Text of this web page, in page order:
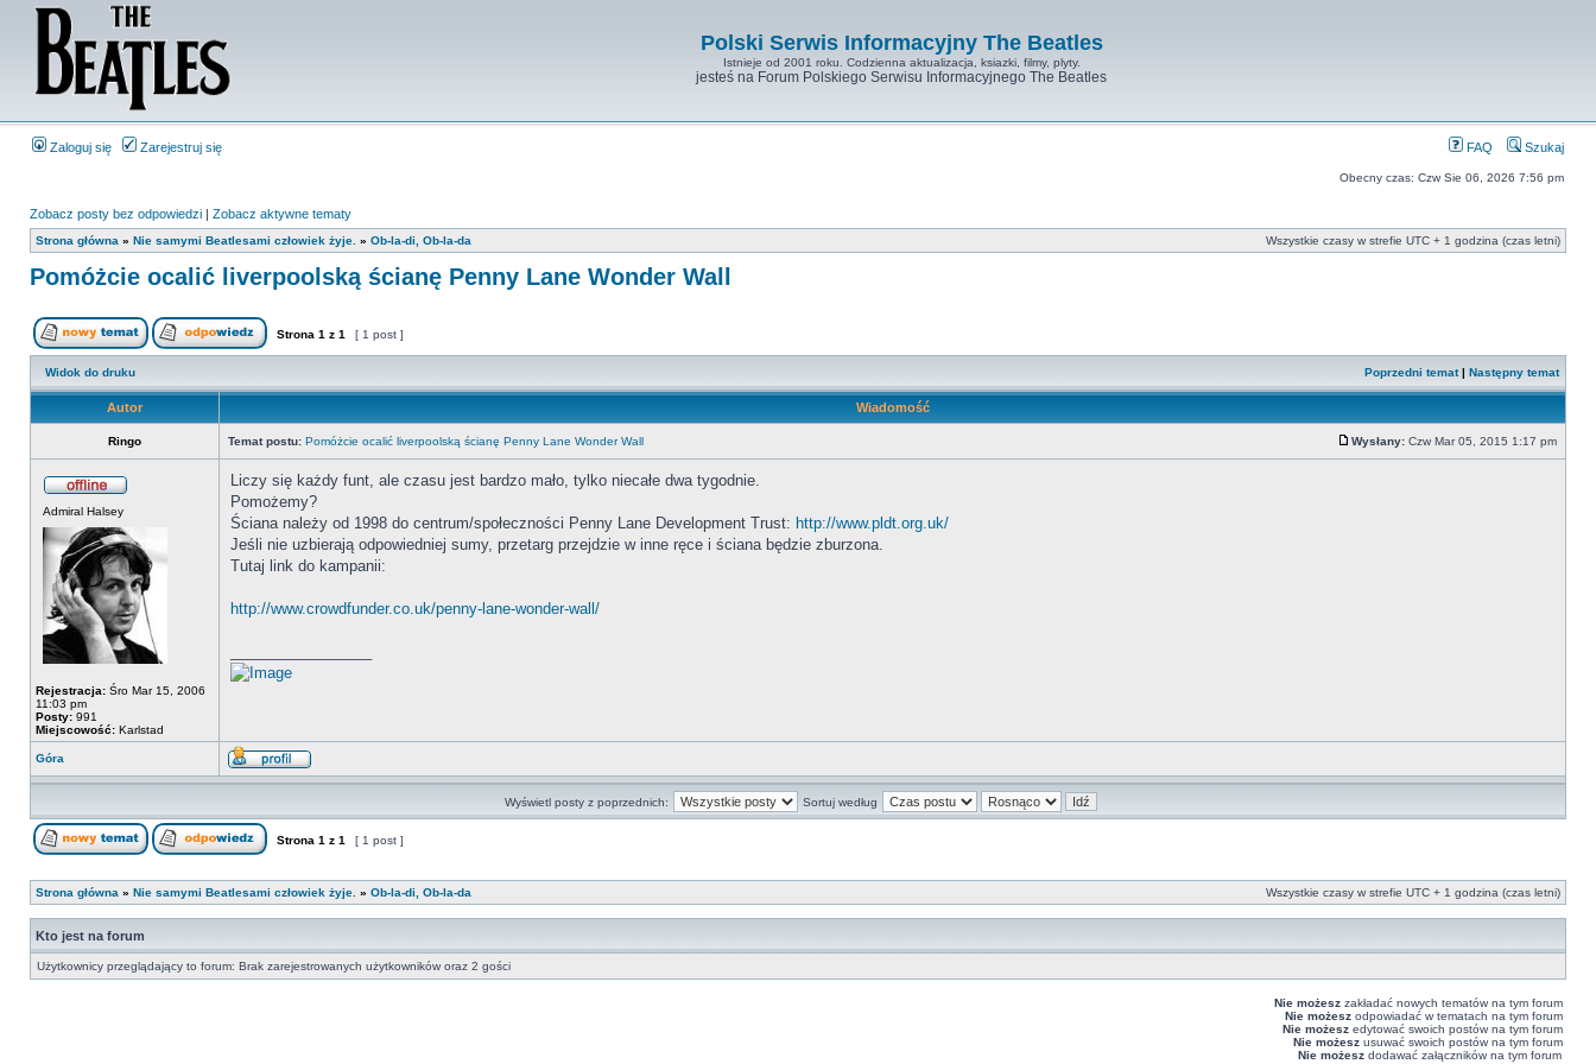
Polski Serwis Informacyjny The Beatles
Istnieje od 2001 roku. Codzienna aktualizacja, ksiazki, filmy, plyty.
jesteś na Forum Polskiego Serwisu Informacyjnego The Beatles
Zaloguj się Zarejestruj się FAQ Szukaj
Obecny czas: Czw Sie 06, 2026 7:56 pm
Zobacz posty bez odpowiedzi | Zobacz aktywne tematy
Strona główna » Nie samymi Beatlesami człowiek żyje. » Ob-la-di, Ob-la-da Wszystkie czasy w strefie UTC + 1 godzina (czas letni)
Pomóżcie ocalić liverpoolską ścianę Penny Lane Wonder Wall
Strona 1 z 1 [ 1 post ]
Widok do druku Poprzedni temat| Następny temat
Autor Wiadomość
Ringo Temat postu: Pomóżcie ocalić liverpoolską ścianę Penny Lane Wonder Wall Wysłany: Czw Mar 05, 2015 1:17 pm
Admiral Halsey
Rejestracja: Śro Mar 15, 2006
11:03 pm
Posty: 991
Miejscowość: Karlstad
Liczy się każdy funt, ale czasu jest bardzo mało, tylko niecałe dwa tygodnie.
Pomożemy?
Ściana należy od 1998 do centrum/społeczności Penny Lane Development Trust: http://www.pldt.org.uk/
Jeśli nie uzbierają odpowiedniej sumy, przetarg przejdzie w inne ręce i ściana będzie zburzona.
Tutaj link do kampanii:
http://www.crowdfunder.co.uk/penny-lane-wonder-wall/
Góra
Wyświetl posty z poprzednich: Sortuj według
Strona 1 z 1 [ 1 post ]
Strona główna » Nie samymi Beatlesami człowiek żyje. » Ob-la-di, Ob-la-da Wszystkie czasy w strefie UTC + 1 godzina (czas letni)
Kto jest na forum
Użytkownicy przeglądający to forum: Brak zarejestrowanych użytkowników oraz 2 gości
Nie możesz zakładać nowych tematów na tym forum
Nie możesz odpowiadać w tematach na tym forum
Nie możesz edytować swoich postów na tym forum
Nie możesz usuwać swoich postów na tym forum
Nie możesz dodawać załączników na tym forum